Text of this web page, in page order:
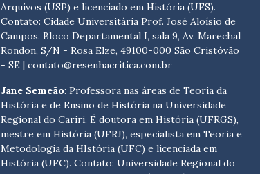
Arquivos (USP) e licenciado em História (UFS).
Contato:Cidade Universitária Prof. José Aloísio de
Campos. Bloco Departamental I, sala 9, Av. Marechal
Rondon, S/N - Rosa Elze, 49100-000 São Cristóvão
- SE| contato@resenhacritica.com.br
Jane Semeão: Professora nas áreas de Teoria da
História e de Ensino de História na Universidade
Regional do Cariri. É doutora em História (UFRGS),
mestre em História (UFRJ), especialista em Teoria e
Metodologia da HIstória (UFC) e licenciada em
História (UFC). Contato:Universidade Regional do